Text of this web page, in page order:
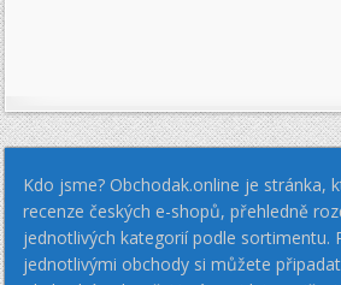
Kdo jsme? Obchodak.online je stránka,
recenze českých e-shopů, přehledně
jednotlivých kategorií podle sortimentu.
jednotlivými obchody si můžete